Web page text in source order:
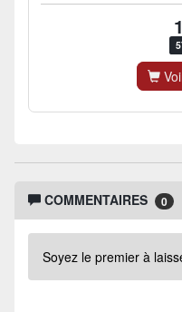
COMMENTAIRES 0
Soyez le premier à